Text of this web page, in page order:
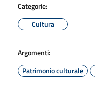
Categorie:
Cultura
Argomenti:
Patrimonio culturale